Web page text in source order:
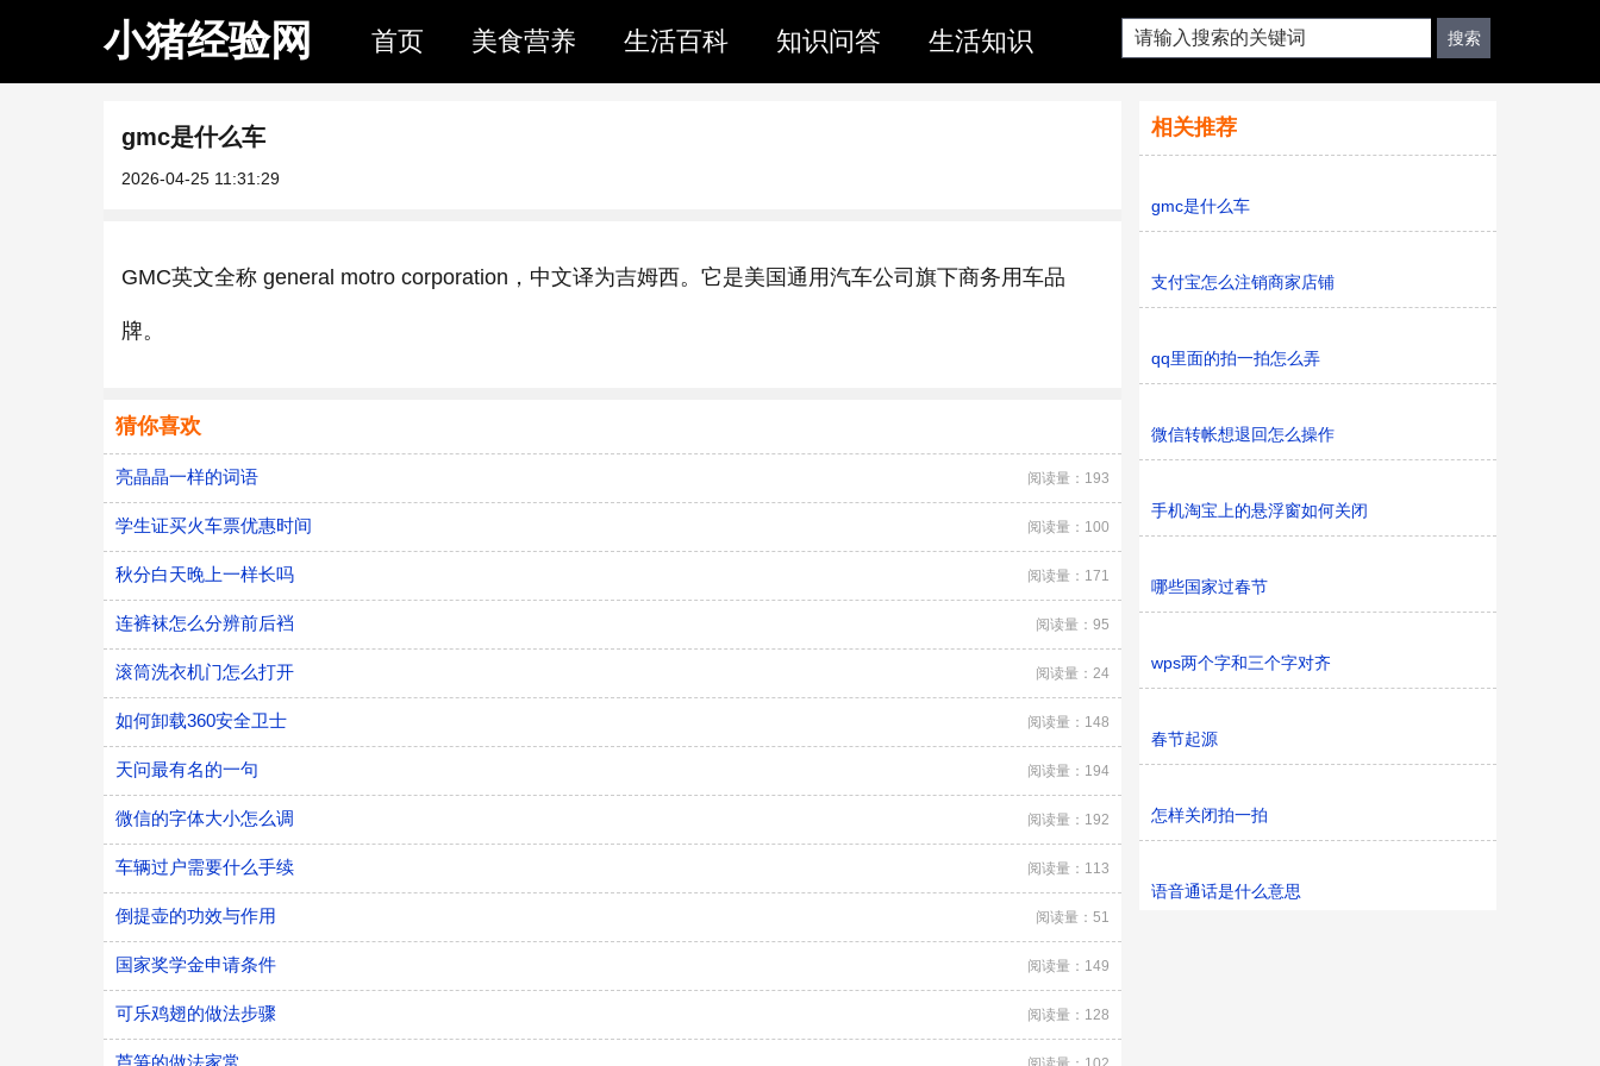
小猪经验网 首页 美食营养 生活百科 知识问答 生活知识
gmc是什么车
2026-04-25 11:31:29
​GMC英文全称 general motro corporation，中文译为吉姆西。它是美国通用汽车公司旗下商务用车品
牌。
猜你喜欢
亮晶晶一样的词语 阅读量：193
学生证买火车票优惠时间 阅读量：100
秋分白天晚上一样长吗 阅读量：171
连裤袜怎么分辨前后裆 阅读量：95
滚筒洗衣机门怎么打开 阅读量：24
如何卸载360安全卫士 阅读量：148
天问最有名的一句 阅读量：194
微信的字体大小怎么调 阅读量：192
车辆过户需要什么手续 阅读量：113
倒提壶的功效与作用 阅读量：51
国家奖学金申请条件 阅读量：149
可乐鸡翅的做法步骤 阅读量：128
芦笋的做法家常
相关推荐
gmc是什么车
支付宝怎么注销商家店铺
qq里面的拍一拍怎么弄
微信转帐想退回怎么操作
手机淘宝上的悬浮窗如何关闭
哪些国家过春节
wps两个字和三个字对齐
春节起源
怎样关闭拍一拍
语音通话是什么意思